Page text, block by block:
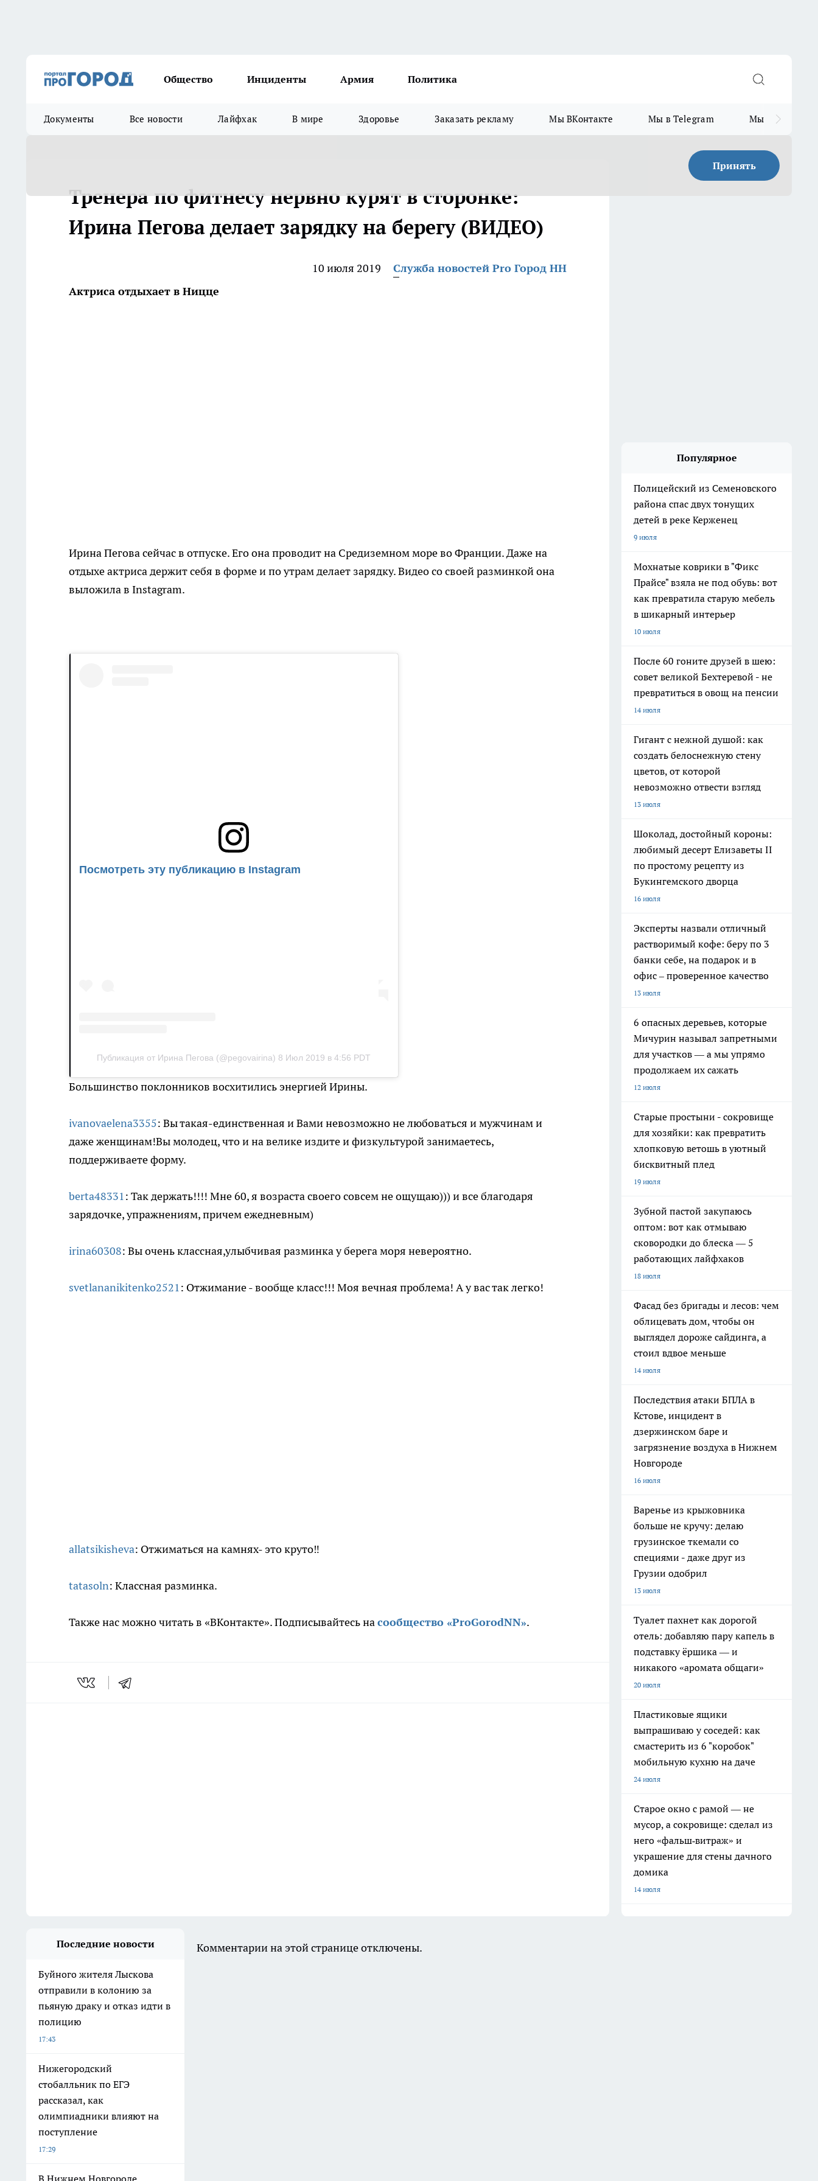
Общество Инциденты Армия Политика
Документы Все новости Лайфхак В мире Здоровье Заказать рекламу Мы ВКонтакте Мы в Telegram Мы в MAX
Принять
Тренера по фитнесу нервно курят в сторонке:
Ирина Пегова делает зарядку на берегу (ВИДЕО)
10 июля 2019
Служба новостей Pro Город НН
Актриса отдыхает в Ницце
Ирина Пегова сейчас в отпуске. Его она проводит на Средиземном море во Франции. Даже на
отдыхе актриса держит себя в форме и по утрам делает зарядку. Видео со своей разминкой она
выложила в Instagram.
Посмотреть эту публикацию в Instagram
Публикация от Ирина Пегова (@pegovairina) 8 Июл 2019 в 4:56 PDT
Большинство поклонников восхитились энергией Ирины.
ivanovaelena3355: Вы такая-единственная и Вами невозможно не любоваться и мужчинам и
даже женщинам!Вы молодец, что и на велике издите и физкультурой занимаетесь,
поддерживаете форму.
berta48331: Так держать!!!! Мне 60, я возраста своего совсем не ощущаю))) и все благодаря
зарядочке, упражнениям, причем ежедневным)
irina60308: Вы очень классная,улыбчивая разминка у берега моря невероятно.
svetlananikitenko2521: Отжимание - вообще класс!!! Моя вечная проблема! А у вас так легко!
allatsikisheva: Отжиматься на камнях- это круто‼️
tatasoln: Классная разминка.
Также нас можно читать в «ВКонтакте». Подписывайтесь насообщество «ProGorodNN».
Популярное
Полицейский из Семеновского
района спас двух тонущих
детей в реке Керженец
9 июля
Мохнатые коврики в "Фикс
Прайсе" взяла не под обувь: вот
как превратила старую мебель
в шикарный интерьер
10 июля
После 60 гоните друзей в шею:
совет великой Бехтеревой - не
превратиться в овощ на пенсии
14 июля
Гигант с нежной душой: как
создать белоснежную стену
цветов, от которой
невозможно отвести взгляд
13 июля
Шоколад, достойный короны:
любимый десерт Елизаветы II
по простому рецепту из
Букингемского дворца
16 июля
Эксперты назвали отличный
растворимый кофе: беру по 3
банки себе, на подарок и в
офис – проверенное качество
13 июля
6 опасных деревьев, которые
Мичурин называл запретными
для участков — а мы упрямо
продолжаем их сажать
12 июля
Старые простыни - сокровище
для хозяйки: как превратить
хлопковую ветошь в уютный
бисквитный плед
19 июля
Зубной пастой закупаюсь
оптом: вот как отмываю
сковородки до блеска — 5
работающих лайфхаков
18 июля
Фасад без бригады и лесов: чем
облицевать дом, чтобы он
выглядел дороже сайдинга, а
стоил вдвое меньше
14 июля
Последствия атаки БПЛА в
Кстове, инцидент в
дзержинском баре и
загрязнение воздуха в Нижнем
Новгороде
16 июля
Варенье из крыжовника
больше не кручу: делаю
грузинское ткемали со
специями - даже друг из
Грузии одобрил
13 июля
Туалет пахнет как дорогой
отель: добавляю пару капель в
подставку ёршика — и
никакого «аромата общаги»
20 июля
Пластиковые ящики
выпрашиваю у соседей: как
смастерить из 6 "коробок"
мобильную кухню на даче
24 июля
Старое окно с рамой — не
мусор, а сокровище: сделал из
него «фальш‑витраж» и
украшение для стены дачного
домика
14 июля
Последние новости
Буйного жителя Лыскова
отправили в колонию за
пьяную драку и отказ идти в
полицию
17:43
Нижегородский
стобалльник по ЕГЭ
рассказал, как
олимпиадники влияют на
поступление
17:29
Комментарии на этой странице отключены.